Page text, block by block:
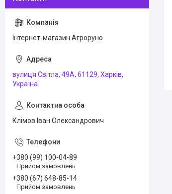
Інтернет-магазин Агроруно
вулиця Світла, 49А, 61129, Харків,
Україна
Клімов Іван Олександрович
+380 (99) 100-04-89
Прийом замовлень
+380 (67) 648-85-14
Прийом замовлень